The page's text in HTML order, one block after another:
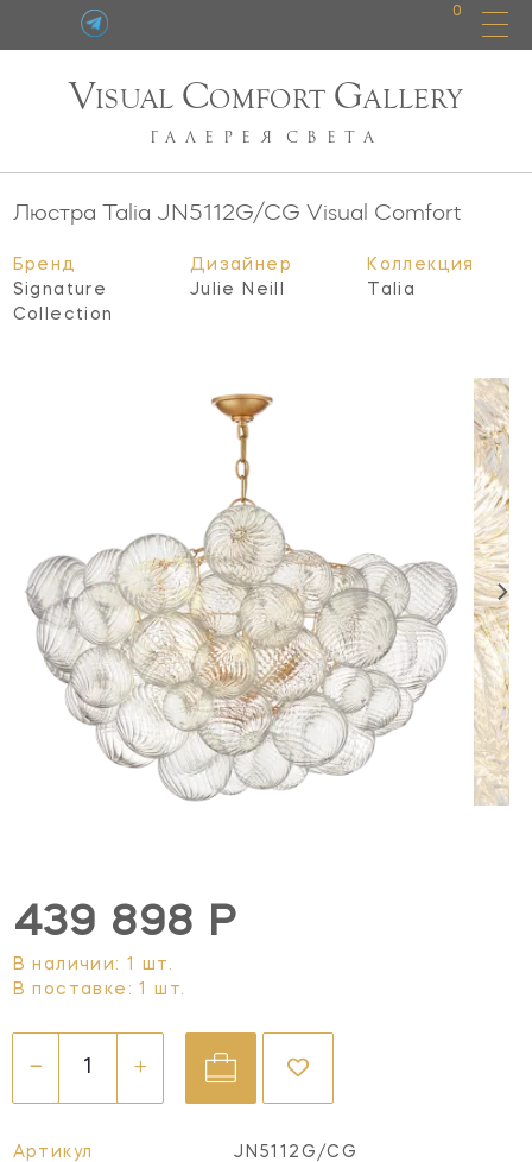
0
VISUAL COMFORT GALLERY
ГАЛЕРЕЯ СВЕТА
Люстра Talia JN5112G/CG Visual Comfort
Бренд
Signature
Collection
Дизайнер
Julie Neill
Коллекция
Talia
439 898 Р
В наличии: 1 шт.
В поставке: 1 шт.
Артикул JN5112G/CG